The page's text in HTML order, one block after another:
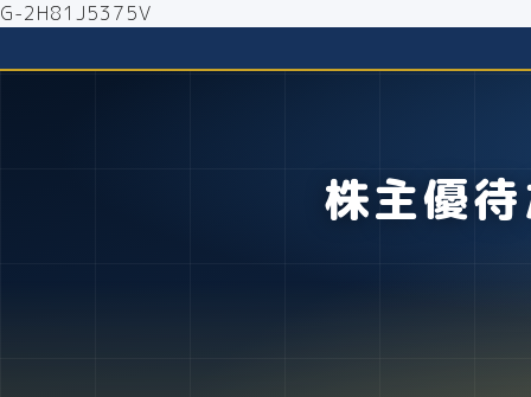
G-2H81J5375V
株主優